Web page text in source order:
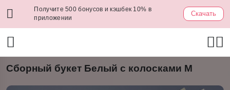
Получите 500 бонусов и кэшбек 10% в
приложении
Скачать
Сборный букет Белый с колосками М